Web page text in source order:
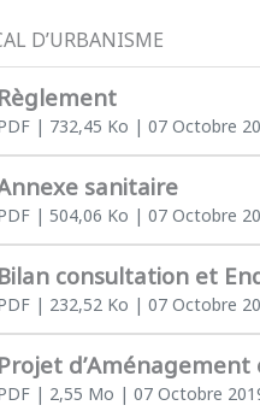
D’URBANISME
Règlement
| 732,45 Ko | 07 Octobre
sanitaire
| 504,06 Ko | 07 Octobre
Bilan consultation et
| 232,52 Ko | 07 Octobre
Projet
| 2,55 Mo | 07 Octobre